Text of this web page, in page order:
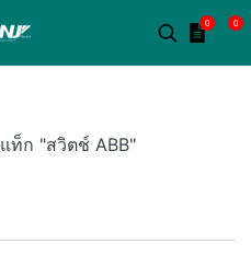
0 0
ท็ก "สวิตช์ ABB"